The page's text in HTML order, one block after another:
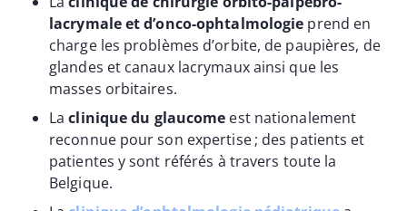
lacrymale et d’onco-ophtalmologie prend en
charge les problèmes d’orbite, de paupières, de
glandes et canaux lacrymaux ainsi que les
masses orbitaires.
Laclinique du glaucome est nationalement
reconnue pour son expertise ; des patients et
patientes y sont référés à travers toute la
Belgique.